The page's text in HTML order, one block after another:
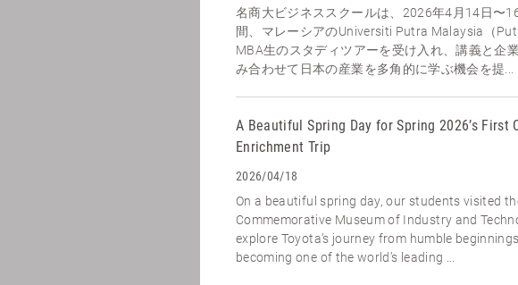
名商大ビジネススクールは、2026年4月14日〜
間、マレーシアのUniversiti Putra Malaysia（
MBA生のスタディツアーを受け入れ、講義と企
み合わせて日本の産業を多角的に学ぶ機会を提...
A Beautiful Spring Day for Spring 2026’s First
Enrichment Trip
2026/04/18
On a beautiful spring day, our students visited
Commemorative Museum of Industry and
explore Toyota’s journey from humble
becoming one of the world’s leading ...